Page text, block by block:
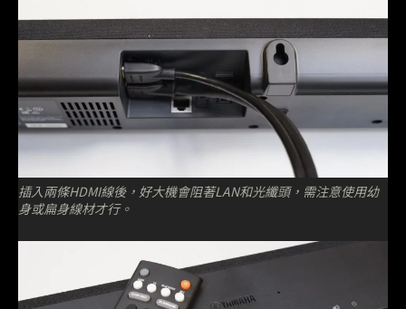
插入兩條HDMI線後，好大機會阻著LAN和光纖頭，需注意使用幼
身或扁身線材才行。